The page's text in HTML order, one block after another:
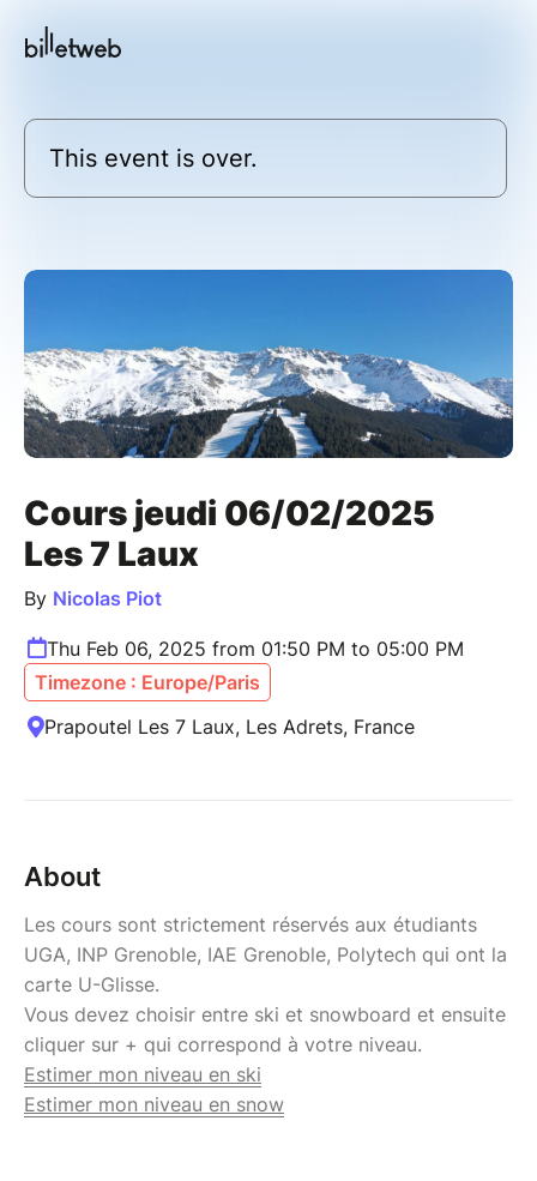
This event is over.
Cours jeudi 06/02/2025
Les 7 Laux
By Nicolas Piot
Thu Feb 06, 2025 from 01:50 PM to 05:00 PM
Timezone : Europe/Paris
Prapoutel Les 7 Laux, Les Adrets, France
About
Les cours sont strictement réservés aux étudiants
UGA, INP Grenoble, IAE Grenoble, Polytech qui ont la
carte U-Glisse.
Vous devez choisir entre ski et snowboard et ensuite
cliquer sur + qui correspond à votre niveau.
Estimer mon niveau en ski
Estimer mon niveau en snow